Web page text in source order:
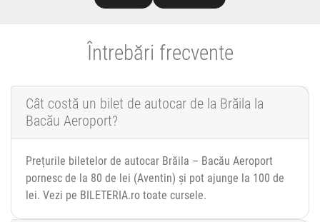
Întrebări frecvente
Cât costă un bilet de autocar de la Brăila la
Bacău Aeroport?
Prețurile biletelor de autocar Brăila – Bacău Aeroport
pornesc de la 80 de lei (Aventin) și pot ajunge la 100 de
lei. Vezi pe BILETERIA.ro toate cursele.